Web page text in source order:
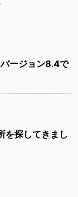
ージョン8.4で
を探してきまし